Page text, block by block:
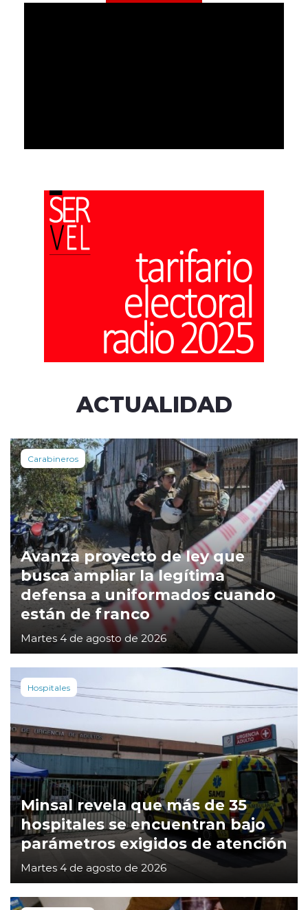
ACTUALIDAD
Carabineros
Avanza proyecto de ley que
busca ampliar la legítima
defensa a uniformados cuando
están de franco
Martes 4 de agosto de 2026
Hospitales
Minsal revela que más de 35
hospitales se encuentran bajo
parámetros exigidos de atención
Martes 4 de agosto de 2026